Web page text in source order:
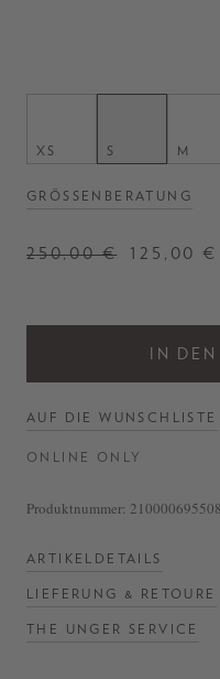
XS S M
GRÖSSENBERATUNG
250,00 € 125,00 €
IN
AUF DIE WUNSCHLISTE
ONLINE ONLY
Produktnummer:
ARTIKELDETAILS
LIEFERUNG & RETOURE
THE UNGER SERVICE